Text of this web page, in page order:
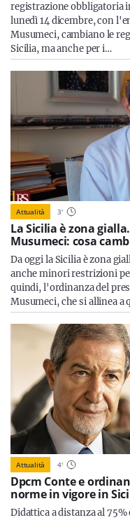
registrazione obbligatoria
lunedì 14 dicembre, con
Musumeci, cambiano le
Sicilia, ma anche per i…
Attualità 3'
La Sicilia è zona
Musumeci: cosa
Da oggi la Sicilia è zona
anche minori restrizioni
quindi, l'ordinanza del
Musumeci, che si allinea
Attualità 4'
Dpcm Conte e
norme in vigore in
Didattica a distanza al